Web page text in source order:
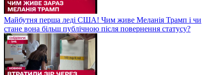
Майбутня перша леді США! Чим живе Меланія Трамп і чи
стане вона більш публічною після повернення статусу?